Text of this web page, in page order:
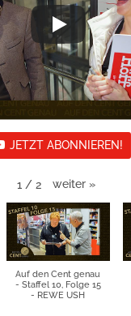
JETZT ABONNIEREN!
1 / 2 weiter »
Auf den Cent genau
- Staffel 10, Folge 15
- REWE USH